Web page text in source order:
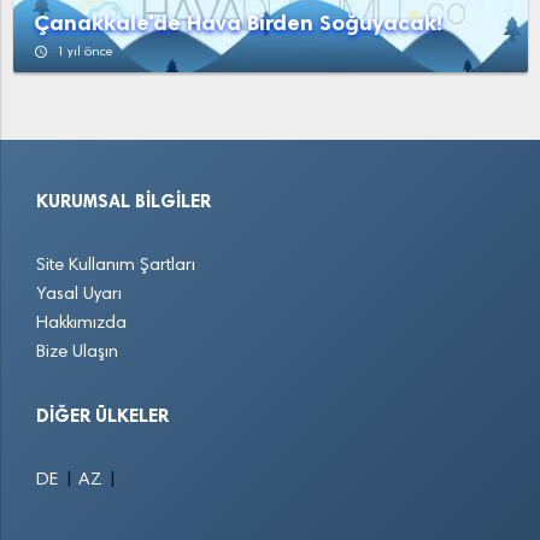
Çanakkale'de Hava Birden Soğuyacak!
access_time 1 yıl önce
KURUMSAL BILGILER
Site Kullanım Şartları
Yasal Uyarı
Hakkımızda
Bize Ulaşın
DIĞER ÜLKELER
DE AZ